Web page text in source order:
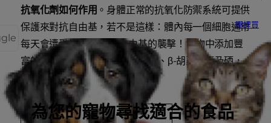
哪裡買
為您的寵物尋找適合的食品
抗氧化劑如何作用 。身體正常的抗氧化防禦系統可提供
保護來對抗自由基，若不是這樣：體內每一個細胞通常
每天會遭受約10,000次自由基的襲擊！食物中添加豐
富的抗氧化劑，包括維生素E及C、β-胡蘿蔔素及硒，
可提升貓咪天然的防禦力。